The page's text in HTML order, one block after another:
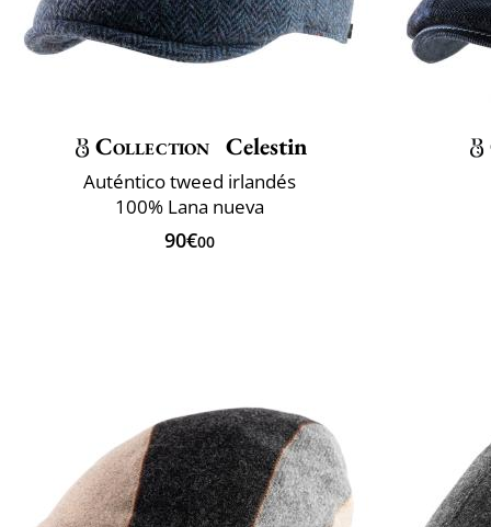
Collection Celestin
Auténtico tweed irlandés
100% Lana nueva
90€00